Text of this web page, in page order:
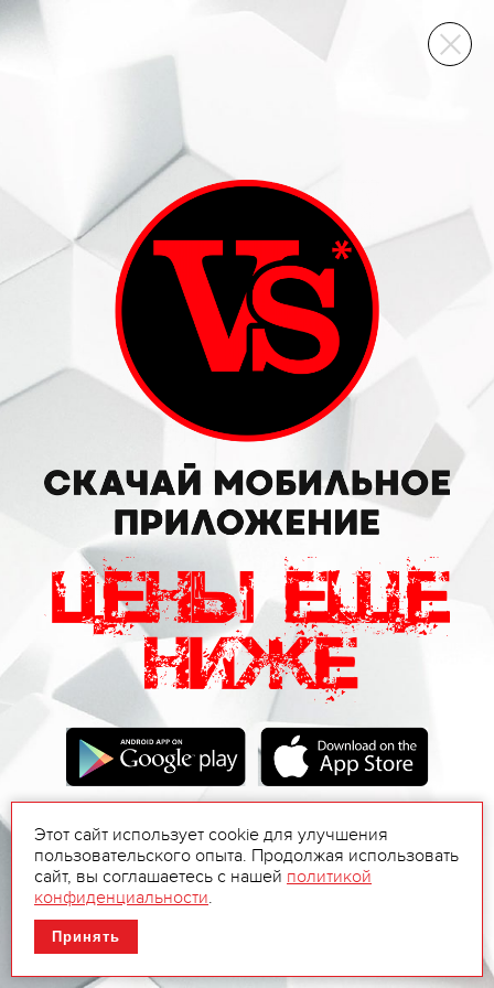
ВИННЫЙ СКЛАД
Этот сайт использует cookie для улучшения
пользовательского опыта. Продолжая использовать
сайт, вы соглашаетесь с нашей политикой
конфиденциальности.
Принять